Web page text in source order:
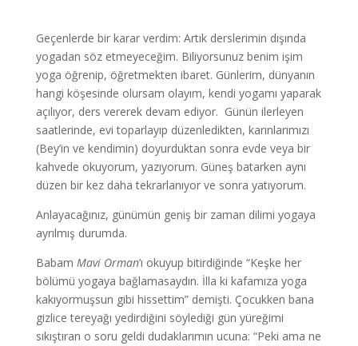
Geçenlerde bir karar verdim: Artık derslerimin dışında
yogadan söz etmeyeceğim. Biliyorsunuz benim işim
yoga öğrenip, öğretmekten ibaret. Günlerim, dünyanın
hangi köşesinde olursam olayım, kendi yogamı yaparak
açılıyor, ders vererek devam ediyor. Günün ilerleyen
saatlerinde, evi toparlayıp düzenledikten, karınlarımızı
(Bey’in ve kendimin) doyurduktan sonra evde veya bir
kahvede okuyorum, yazıyorum. Güneş batarken aynı
düzen bir kez daha tekrarlanıyor ve sonra yatıyorum.
Anlayacağınız, günümün geniş bir zaman dilimi yogaya
ayrılmış durumda.
Babam Mavi Orman’ı okuyup bitirdiğinde “Keşke her
bölümü yogaya bağlamasaydın. İlla ki kafamıza yoga
kakıyormuşsun gibi hissettim” demişti. Çocukken bana
gizlice tereyağı yedirdiğini söylediği gün yüreğimi
sıkıştıran o soru geldi dudaklarımın ucuna: “Peki ama ne